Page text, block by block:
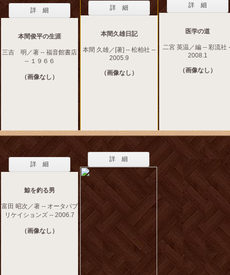
詳 細
本間俊平の生涯
三吉 明／著 -- 福音館書店
-- １９６６
（画像なし）
詳 細
本間久雄日記
本間 久雄／[著] -- 松柏社 --
2005.9
（画像なし）
詳 細
医学の道
二宮 英温／編 -- 彩流社
2008.1
（画像なし）
詳 細
鯨を釣る男
富田 昭次／著 -- オータパブ
リケイションズ -- 2006.7
（画像なし）
詳 細